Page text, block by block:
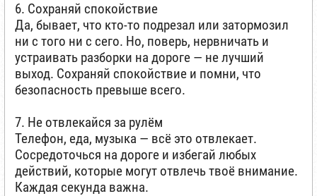
6. Сохраняй спокойствие
Да, бывает, что кто-то подрезал или затормозил
ни с того ни с сего. Но, поверь, нервничать и
устраивать разборки на дороге — не лучший
выход. Сохраняй спокойствие и помни, что
безопасность превыше всего.
7. Не отвлекайся за рулём
Телефон, еда, музыка — всё это отвлекает.
Сосредоточься на дороге и избегай любых
действий, которые могут отвлечь твоё внимание.
Каждая секунда важна.